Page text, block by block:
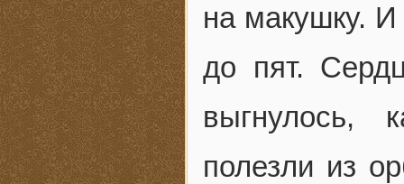
на макушку. И
до пят.
выгнулось,
полезли из